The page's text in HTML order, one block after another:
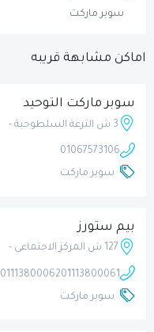
سوبر ماركت
اماكن مشابهة قريبه
سوبر ماركت التوحيد
3 ش الترعة السلطوحية -
01067573106
سوبر ماركت
بيم ستورز
127 ش المركز الاجتماعى -
01113800061
01113800062
سوبر ماركت